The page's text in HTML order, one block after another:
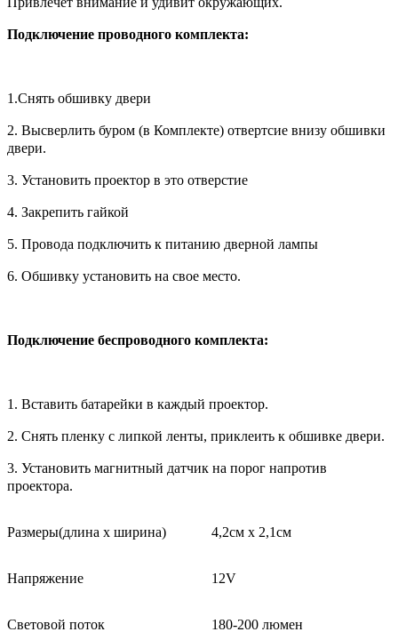
Подключение проводного комплекта:
1.Снять обшивку двери
2. Высверлить буром (в Комплекте) отвертсие внизу обшивки
двери.
3. Установить проектор в это отверстие
4. Закрепить гайкой
5. Провода подключить к питанию дверной лампы
6. Обшивку установить на свое место.
Подключение беспроводного комплекта:
1. Вставить батарейки в каждый проектор.
2. Снять пленку с липкой ленты, приклеить к обшивке двери.
3. Установить магнитный датчик на порог напротив
проектора.
Размеры(длина х ширина) 4,2см х 2,1см
Напряжение 12V
Световой поток 180-200 люмен